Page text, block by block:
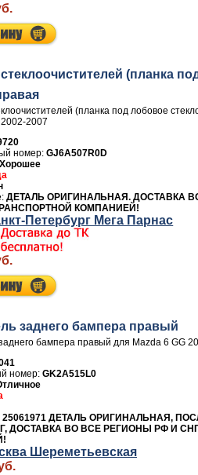
(планка
(планка под лобовое
2007
GJ6A507R0D
Хорошее
ДЕТАЛЬ ОРИГИНАЛЬНАЯ. ДОСТАВКА
КОМПАНИЕЙ!
Петербург Мега Парнас
заднего бампера правый
бампера правый для Mazda 6 GG
GK2A515L0
25061971 ДЕТАЛЬ ОРИГИНАЛЬНАЯ,
ДОСТАВКА ВО ВСЕ РЕГИОНЫ РФ И
Шереметьевская